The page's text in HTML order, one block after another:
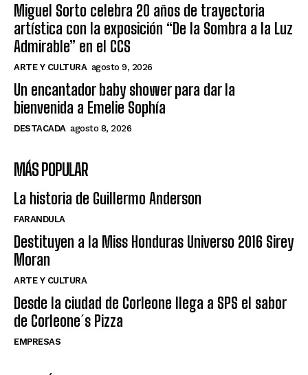
Miguel Sorto celebra 20 años de trayectoria
artística con la exposición “De la Sombra a la Luz
Admirable” en el CCS
ARTE Y CULTURA agosto 9, 2026
Un encantador baby shower para dar la
bienvenida a Emelie Sophía
DESTACADA agosto 8, 2026
MÁS POPULAR
La historia de Guillermo Anderson
FARANDULA
Destituyen a la Miss Honduras Universo 2016 Sirey
Moran
ARTE Y CULTURA
Desde la ciudad de Corleone llega a SPS el sabor
de Corleone´s Pizza
EMPRESAS